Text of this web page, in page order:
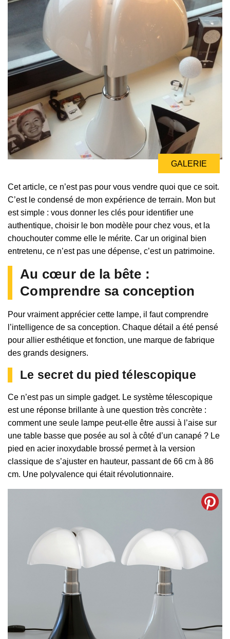
GALERIE
Cet article, ce n’est pas pour vous vendre quoi que ce soit.
C’est le condensé de mon expérience de terrain. Mon but
est simple : vous donner les clés pour identifier une
authentique, choisir le bon modèle pour chez vous, et la
chouchouter comme elle le mérite. Car un original bien
entretenu, ce n’est pas une dépense, c’est un patrimoine.
Au cœur de la bête :
Comprendre sa conception
Pour vraiment apprécier cette lampe, il faut comprendre
l’intelligence de sa conception. Chaque détail a été pensé
pour allier esthétique et fonction, une marque de fabrique
des grands designers.
Le secret du pied télescopique
Ce n’est pas un simple gadget. Le système télescopique
est une réponse brillante à une question très concrète :
comment une seule lampe peut-elle être aussi à l’aise sur
une table basse que posée au sol à côté d’un canapé ? Le
pied en acier inoxydable brossé permet à la version
classique de s’ajuster en hauteur, passant de 66 cm à 86
cm. Une polyvalence qui était révolutionnaire.